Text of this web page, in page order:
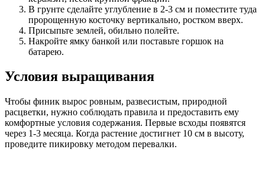
В грунте сделайте углубление в 2-3 см и поместите туда
пророщенную косточку вертикально, ростком вверх.
Присыпьте землей, обильно полейте.
Накройте ямку банкой или поставьте горшок на
батарею.
Условия выращивания
Чтобы финик вырос ровным, развесистым, природной
расцветки, нужно соблюдать правила и предоставить ему
комфортные условия содержания. Первые всходы появятся
через 1-3 месяца. Когда растение достигнет 10 см в высоту,
проведите пикировку методом перевалки.